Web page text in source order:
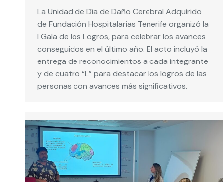
La Unidad de Día de Daño Cerebral Adquirido
de Fundación Hospitalarias Tenerife organizó la
I Gala de los Logros, para celebrar los avances
conseguidos en el último año. El acto incluyó la
entrega de reconocimientos a cada integrante
y de cuatro “L” para destacar los logros de las
personas con avances más significativos.